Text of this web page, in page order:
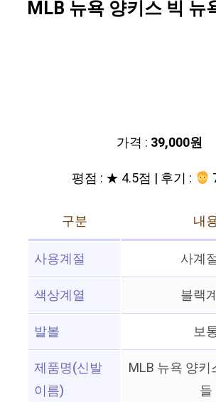
MLB 뉴욕 양키스 빅 뉴
가격 : 39,000원
평점 : ★ 4.5점 | 후기 :
구분
내
사용계절
사계
색상계열
블랙
발볼
보
제품명(신발
이름)
MLB 뉴욕 양키
들